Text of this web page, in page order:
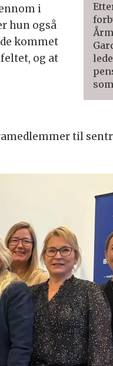
i
hun også
kommet
og at
til